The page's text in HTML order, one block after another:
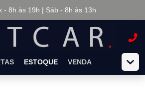
- 8h às 19h | Sáb - 8h às 13h
ESTOQUE VENDA